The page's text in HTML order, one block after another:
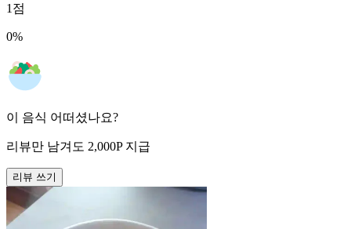
1 점
0%
이 음식 어떠셨나요?
리뷰만 남겨도 2,000P 지급
리뷰 쓰기